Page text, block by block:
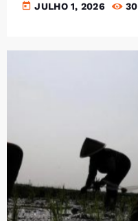
Bom dia RAFA
today JULHO 1, 2026 30